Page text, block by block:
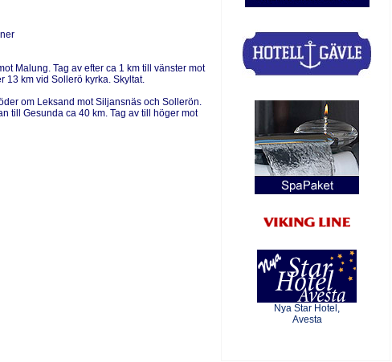
Malung. Tag av efter ca 1 km till vänster mot
13 km vid Sollerö kyrka. Skyltat.
om Leksand mot Siljansnäs och Sollerön.
till Gesunda ca 40 km. Tag av till höger mot
Nya Star Hotel,
Avesta